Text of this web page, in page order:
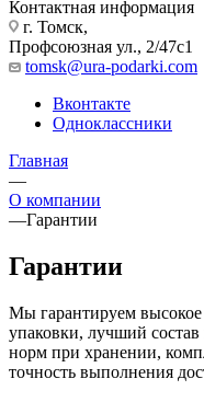
Контактная информация
г. Томск,
Профсоюзная ул., 2/47с1
tomsk@ura-podarki.com
Вконтакте
Одноклассники
Главная
—
О компании
—Гарантии
Гарантии
Мы гарантируем высокое
упаковки, лучший
норм при хранении,
точность выполнения